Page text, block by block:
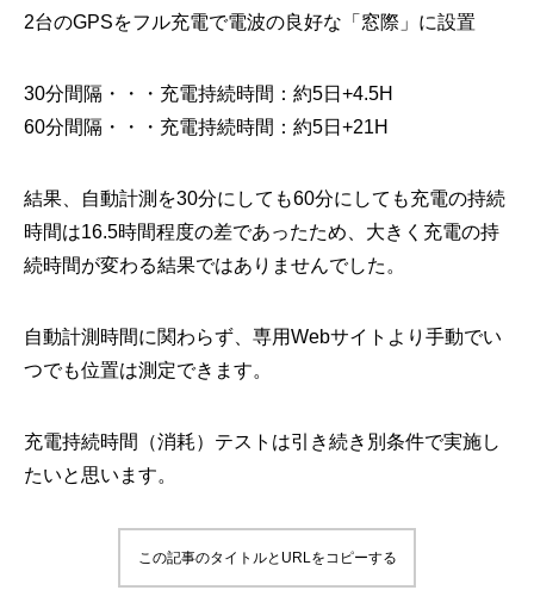
2台のGPSをフル充電で電波の良好な「窓際」に設置
30分間隔・・・充電持続時間：約5日+4.5H
60分間隔・・・充電持続時間：約5日+21H
結果、自動計測を30分にしても60分にしても充電の持続
時間は16.5時間程度の差であったため、大きく充電の持
続時間が変わる結果ではありませんでした。
自動計測時間に関わらず、専用Webサイトより手動でい
つでも位置は測定できます。
充電持続時間（消耗）テストは引き続き別条件で実施し
たいと思います。
この記事のタイトルとURLをコピーする